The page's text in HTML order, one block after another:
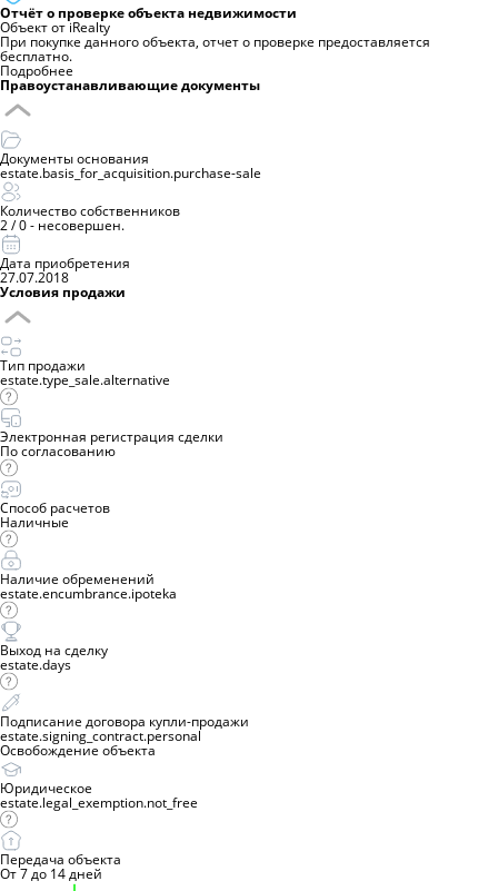
Отчёт о проверке объекта недвижимости
Объект от iRealty
При покупке данного объекта, отчет о проверке предоставляется
бесплатно.
Подробнее
Правоустанавливающие документы
Документы основания
estate.basis_for_acquisition.purchase-sale
Количество собственников
2 /0 - несовершен.
Дата приобретения
27.07.2018
Условия продажи
Тип продажи
estate.type_sale.alternative
Электронная регистрация сделки
По согласованию
Способ расчетов
Наличные
Наличие обременений
estate.encumbrance.ipoteka
Выход на сделку
estate.days
Подписание договора купли-продажи
estate.signing_contract.personal
Освобождение объекта
Юридическое
estate.legal_exemption.not_free
Передача объекта
От 7 до 14 дней